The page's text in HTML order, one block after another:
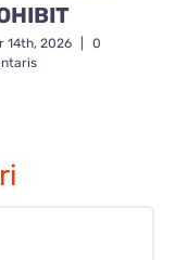
14th, 2026
0